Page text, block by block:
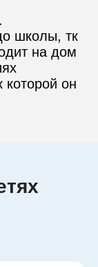
школы, тк
на дом
которой он